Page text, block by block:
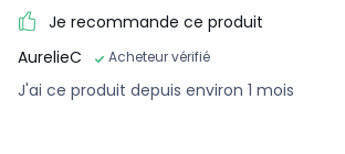
Je recommande ce produit
AurelieC
Acheteur vérifié
J'ai ce produit depuis environ 1 mois